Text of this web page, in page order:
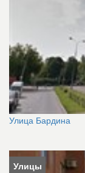
Улица Бардина
Улицы